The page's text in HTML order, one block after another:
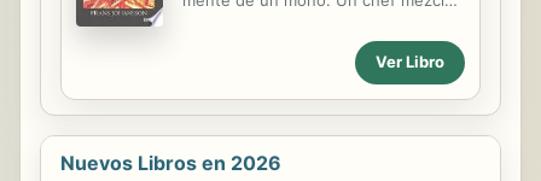
erizos de mar y piruletas para
transformar el mundo de la cocina
profesional. Un ingeniero toma
prestadas ideas del comportamiento
hormigas para inventar modelos de
Ver Libro
Nuevos Libros en 2026